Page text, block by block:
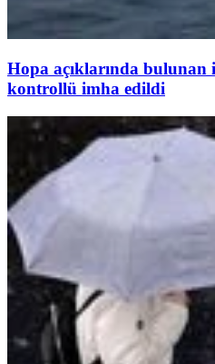
Hopa açıklarında bulunan
kontrollü imha edildi